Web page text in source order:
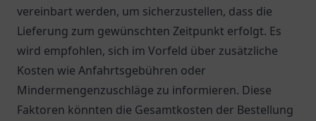
vereinbart werden, um sicherzustellen, dass die
Lieferung zum gewünschten Zeitpunkt erfolgt. Es
wird empfohlen, sich im Vorfeld über zusätzliche
Kosten wie Anfahrtsgebühren oder
Mindermengenzuschläge zu informieren. Diese
Faktoren könnten die Gesamtkosten der Bestellung